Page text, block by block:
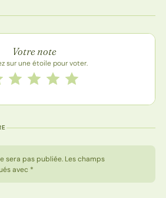
Votre note
sur une étoile pour voter.
cette recette de 1 à 5 étoiles
5 étoiles
4 étoiles
3 étoiles
2 étoiles
étoile
sera pas publiée. Les champs
avec *